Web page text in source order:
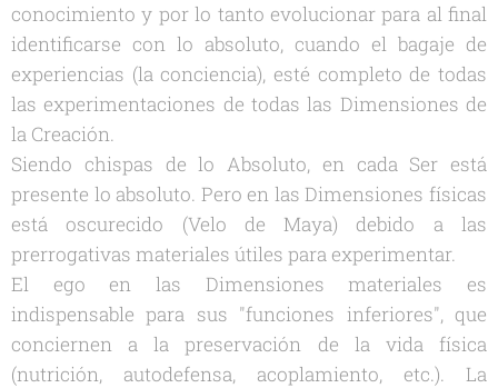
conocimiento y por lo tanto evolucionar para al final
identificarse con lo absoluto, cuando el bagaje de
experiencias (la conciencia), esté completo de todas
las experimentaciones de todas las Dimensiones de
la Creación.
Siendo chispas de lo Absoluto, en cada Ser está
presente lo absoluto. Pero en las Dimensiones físicas
está oscurecido (Velo de Maya) debido a las
prerrogativas materiales útiles para experimentar.
El ego en las Dimensiones materiales es
indispensable para sus "funciones inferiores", que
conciernen a la preservación de la vida física
(nutrición, autodefensa, acoplamiento, etc.). La